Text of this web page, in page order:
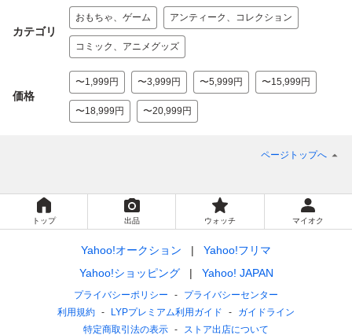
カテゴリ
おもちゃ、ゲーム アンティーク、コレクション
コミック、アニメグッズ
価格
〜1,999円 〜3,999円 〜5,999円 〜15,999円
〜18,999円 〜20,999円
ページトップへ
トップ 出品 ウォッチ マイオク
Yahoo!オークション
Yahoo!フリマ
Yahoo!ショッピング
Yahoo! JAPAN
プライバシーポリシー
プライバシーセンター
利用規約
LYPプレミアム利用ガイド
ガイドライン
特定商取引法の表示
ストア出店について